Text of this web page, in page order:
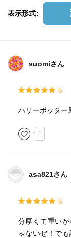
表示形式:
suomiさん
5
ハリーポッター
1
asa821さん
5
分厚くて重い
ゃないぜ！で